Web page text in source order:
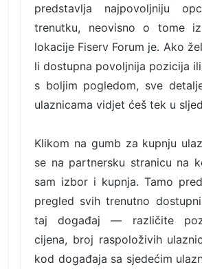
predstavlja najpovoljniju
trenutku, neovisno o tome
lokacije Fiserv Forum je. Ako
li dostupna povoljnija pozicija
s boljim pogledom, sve
ulaznicama vidjet ćeš tek u
Klikom na gumb za kupnju
se na partnersku stranicu na
sam izbor i kupnja. Tamo
pregled svih trenutno
taj događaj — različite
cijena, broj raspoloživih
kod događaja sa sjedećim